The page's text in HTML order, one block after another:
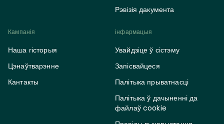
Рэвізія дакумента
Кампанія
Наша гісторыя
Цэнаўтварэнне
Кантакты
інфармацыя
Увайдзіце ў сістэму
Запісвайцеся
Палітыка прыватнасці
Палітыка ў дачыненні да
файлаў cookie